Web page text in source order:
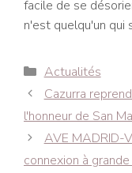
facile de se
n'est quelqu'un qui
Catégories
Actualités
Navigation
des
articles
Cazurra
l'honneur de San
AVE MADRID-
connexion à